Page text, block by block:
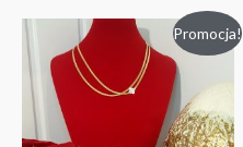
Promocja!